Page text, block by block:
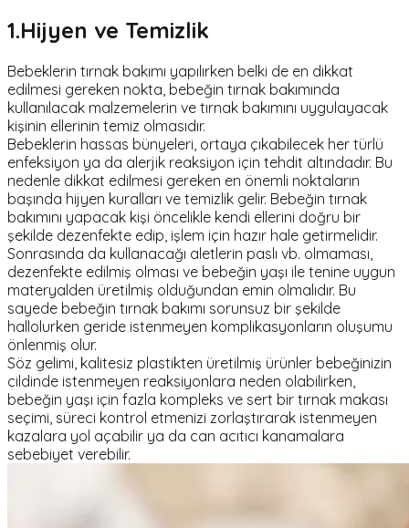
1.Hijyen ve Temizlik
Bebeklerin tırnak bakımı yapılırken belki de en dikkat
edilmesi gereken nokta, bebeğin tırnak bakımında
kullanılacak malzemelerin ve tırnak bakımını uygulayacak
kişinin ellerinin temiz olmasıdır.
Bebeklerin hassas bünyeleri, ortaya çıkabilecek her türlü
enfeksiyon ya da alerjik reaksiyon için tehdit altındadır. Bu
nedenle dikkat edilmesi gereken en önemli noktaların
başında hijyen kuralları ve temizlik gelir. Bebeğin tırnak
bakımını yapacak kişi öncelikle kendi ellerini doğru bir
şekilde dezenfekte edip, işlem için hazır hale getirmelidir.
Sonrasında da kullanacağı aletlerin paslı vb. olmaması,
dezenfekte edilmiş olması ve bebeğin yaşı ile tenine uygun
materyalden üretilmiş olduğundan emin olmalıdır. Bu
sayede bebeğin tırnak bakımı sorunsuz bir şekilde
hallolurken geride istenmeyen komplikasyonların oluşumu
önlenmiş olur.
Söz gelimi, kalitesiz plastikten üretilmiş ürünler bebeğinizin
cildinde istenmeyen reaksiyonlara neden olabilirken,
bebeğin yaşı için fazla kompleks ve sert bir tırnak makası
seçimi, süreci kontrol etmenizi zorlaştırarak istenmeyen
kazalara yol açabilir ya da can acıtıcı kanamalara
sebebiyet verebilir.